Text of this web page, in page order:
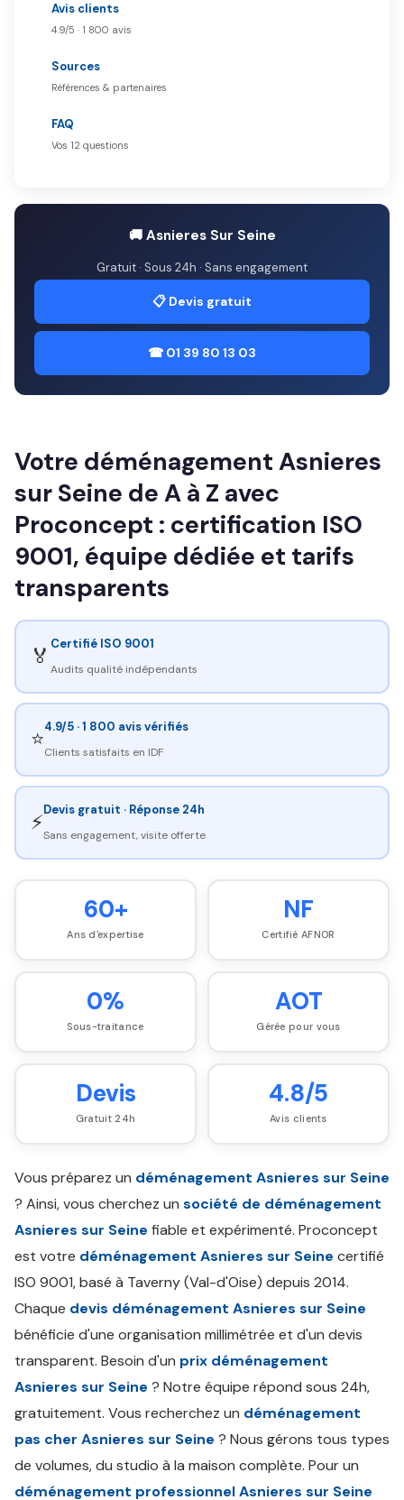
Avis clients
4.9/5 · 1 800 avis
Sources
Références & partenaires
FAQ
Vos 12 questions
🚚 Asnieres Sur Seine
Gratuit · Sous 24h · Sans engagement
📋 Devis gratuit
☎ 01 39 80 13 03
Votre déménagement Asnieres
sur Seine de A à Z avec
Proconcept : certification ISO
9001, équipe dédiée et tarifs
transparents
🏅 Certifié ISO 9001
Audits qualité indépendants
⭐4.9/5 · 1 800 avis vérifiés
Clients satisfaits en IDF
⚡Devis gratuit · Réponse 24h
Sans engagement, visite offerte
60+
Ans d'expertise
NF
Certifié AFNOR
0%
Sous-traitance
AOT
Gérée pour vous
Devis
Gratuit 24h
4.8/5
Avis clients
Vous préparez un déménagement Asnieres sur Seine
? Ainsi, vous cherchez un société de déménagement
Asnieres sur Seine fiable et expérimenté. Proconcept
est votre déménagement Asnieres sur Seine certifié
ISO 9001, basé à Taverny (Val-d'Oise) depuis 2014.
Chaque devis déménagement Asnieres sur Seine
bénéficie d'une organisation millimétrée et d'un devis
transparent. Besoin d'un prix déménagement
Asnieres sur Seine ? Notre équipe répond sous 24h,
gratuitement. Vous recherchez un déménagement
pas cher Asnieres sur Seine ? Nous gérons tous types
de volumes, du studio à la maison complète. Pour un
déménagement professionnel Asnieres sur Seine